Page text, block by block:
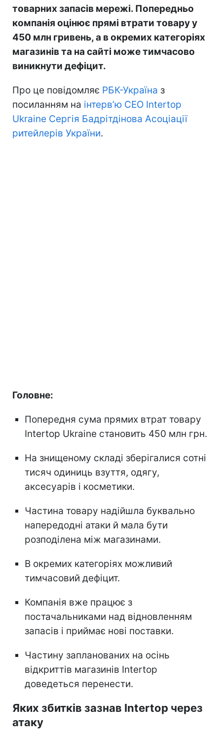
товарних запасів мережі. Попередньо
компанія оцінює прямі втрати товару у
450 млн гривень, а в окремих категоріях
магазинів та на сайті може тимчасово
виникнути дефіцит.
Про це повідомляє РБК-Україна з
посиланням на інтерв’ю CEO Intertop
Ukraine Сергія Бадрітдінова Асоціації
ритейлерів України.
Головне:
Попередня сума прямих втрат товару
Intertop Ukraine становить 450 млн грн.
На знищеному складі зберігалися сотні
тисяч одиниць взуття, одягу,
аксесуарів і косметики.
Частина товару надійшла буквально
напередодні атаки й мала бути
розподілена між магазинами.
В окремих категоріях можливий
тимчасовий дефіцит.
Компанія вже працює з
постачальниками над відновленням
запасів і приймає нові поставки.
Частину запланованих на осінь
відкриттів магазинів Intertop
доведеться перенести.
Яких збитків зазнав Intertop через
атаку